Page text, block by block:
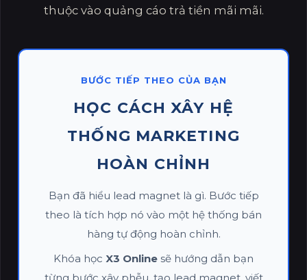
thuộc vào quảng cáo trả tiền mãi mãi.
BƯỚC TIẾP THEO CỦA BẠN
HỌC CÁCH XÂY HỆ
THỐNG MARKETING
HOÀN CHỈNH
Bạn đã hiểu lead magnet là gì. Bước tiếp
theo là tích hợp nó vào một hệ thống bán
hàng tự động hoàn chỉnh.
Khóa học X3 Online sẽ hướng dẫn bạn